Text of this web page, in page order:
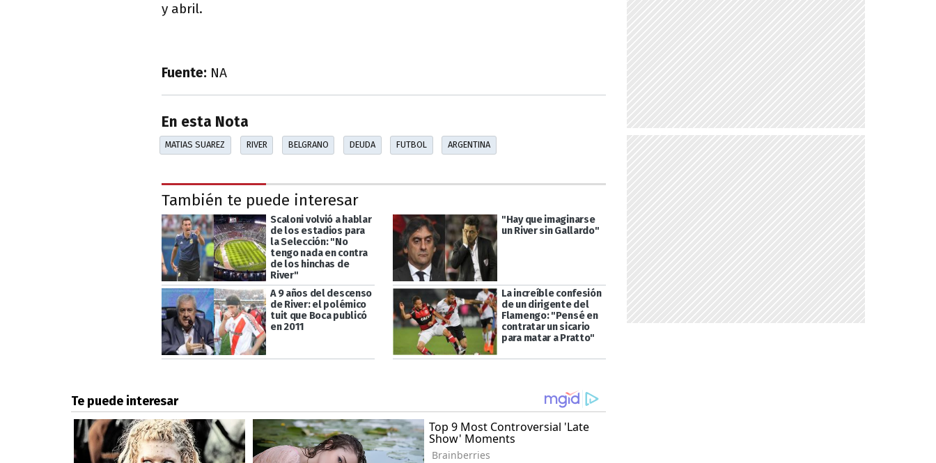
y abril.
Fuente: NA
En esta Nota
MATIAS SUAREZ RIVER BELGRANO DEUDA FUTBOL ARGENTINA
También te puede interesar
Scaloni volvió a hablar
de los estadios para
la Selección: "No
tengo nada en contra
de los hinchas de
River"
"Hay que imaginarse
un River sin Gallardo"
A 9 años del descenso
de River: el polémico
tuit que Boca publicó
en 2011
La increíble confesión
de un dirigente del
Flamengo: "Pensé en
contratar un sicario
para matar a Pratto"